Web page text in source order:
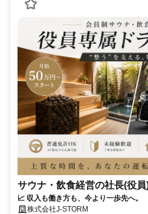
サウナ・飲食経営の社長(役
📈 収入も働き方も、今より一歩先へ。
株式会社J‐STORM